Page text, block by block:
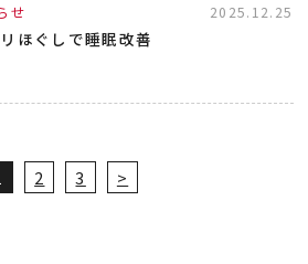
せ 2025.12.25
ほぐしで睡眠改善
2 3 >